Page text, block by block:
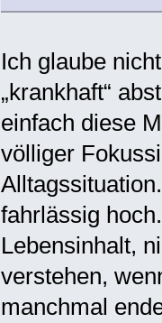
Ich glaube
„krankhaft“
einfach diese
völliger
fahrlässig
Lebensinhalt,
verstehen,
manchmal